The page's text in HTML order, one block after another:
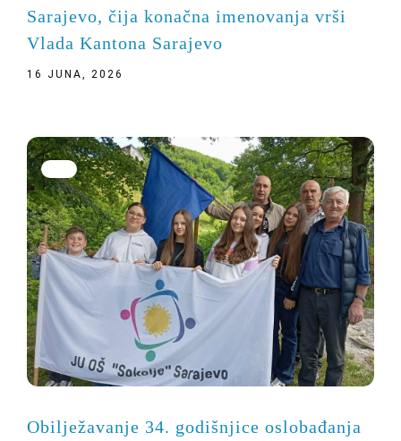
Sarajevo, čija konačna imenovanja vrši
Vlada Kantona Sarajevo
16 JUNA, 2026
Obilježavanje 34. godišnjice oslobađanja